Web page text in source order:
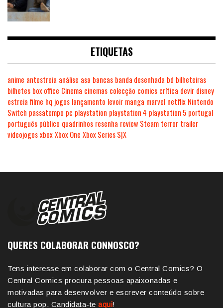
ETIQUETAS
anime antestreia análise asa bancas banda desenhada bd bilheteiras
bilhetes box office Cinema cinemas colecção comics crítica devir disney
estreia filme hq jogos lançamento levoir manga marvel netflix Nintendo
Switch passatempo pc playstation playstation 4 playstation 5 portugal
português público quadrinhos resenha review Steam terror trailer
videojogosxboxXbox One Xbox Series S|X
QUERES COLABORAR CONNOSCO?
Tens interesse em colaborar com o Central Comics? O
Central Comics procura pessoas apaixonadas e
motivadas para desenvolver e escrever conteúdo sobre
cultura pop. Candidata-te aqui!